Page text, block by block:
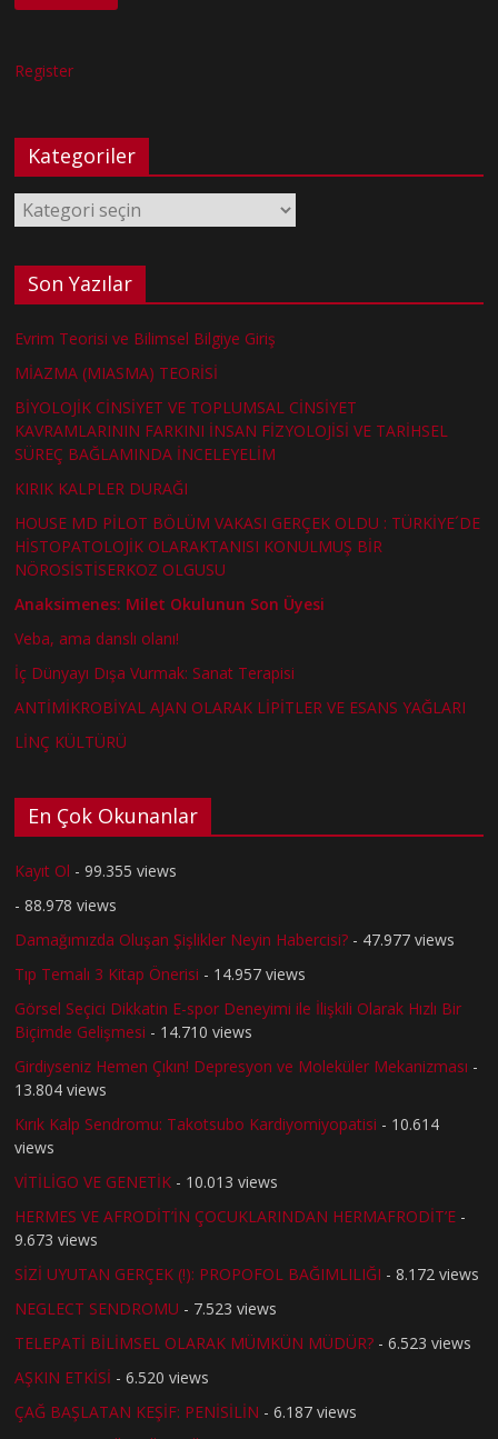
Register
Kategoriler
Kategoriler
Son Yazılar
Evrim Teorisi ve Bilimsel Bilgiye Giriş
MİAZMA (MIASMA) TEORİSİ
BİYOLOJİK CİNSİYET VE TOPLUMSAL CİNSİYET
KAVRAMLARININ FARKINI İNSAN FİZYOLOJİSİ VE TARİHSEL
SÜREÇ BAĞLAMINDA İNCELEYELİM
KIRIK KALPLER DURAĞI
HOUSE MD PİLOT BÖLÜM VAKASI GERÇEK OLDU : TÜRKİYE´DE
HİSTOPATOLOJİK OLARAKTANISI KONULMUŞ BİR
NÖROSİSTİSERKOZ OLGUSU
Anaksimenes: Milet Okulunun Son Üyesi
Veba, ama danslı olanı!
İç Dünyayı Dışa Vurmak: Sanat Terapisi
ANTİMİKROBİYAL AJAN OLARAK LİPİTLER VE ESANS YAĞLARI
LİNÇ KÜLTÜRÜ
En Çok Okunanlar
Kayıt Ol - 99.355 views
- 88.978 views
Damağımızda Oluşan Şişlikler Neyin Habercisi? - 47.977 views
Tıp Temalı 3 Kitap Önerisi - 14.957 views
Görsel Seçici Dikkatin E-spor Deneyimi ile İlişkili Olarak Hızlı Bir
Biçimde Gelişmesi - 14.710 views
Girdiyseniz Hemen Çıkın! Depresyon ve Moleküler Mekanizması -
13.804 views
Kırık Kalp Sendromu: Takotsubo Kardiyomiyopatisi - 10.614
views
VİTİLİGO VE GENETİK - 10.013 views
HERMES VE AFRODİT’İN ÇOCUKLARINDAN HERMAFRODİT’E -
9.673 views
SİZİ UYUTAN GERÇEK (!): PROPOFOL BAĞIMLILIĞI - 8.172 views
NEGLECT SENDROMU - 7.523 views
TELEPATİ BİLİMSEL OLARAK MÜMKÜN MÜDÜR? - 6.523 views
AŞKIN ETKİSİ - 6.520 views
ÇAĞ BAŞLATAN KEŞİF: PENİSİLİN - 6.187 views